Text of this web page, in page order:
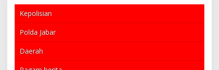
Kepolisian
Polda Jabar
Daerah